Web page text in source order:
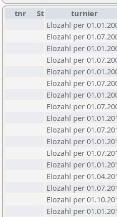
tnr St turnier
Elozahl per
Elozahl per
Elozahl per
Elozahl per
Elozahl per
Elozahl per
Elozahl per
Elozahl per
Elozahl per
Elozahl per
Elozahl per
Elozahl per
Elozahl per
Elozahl per
Elozahl per
Elozahl per
Elozahl per